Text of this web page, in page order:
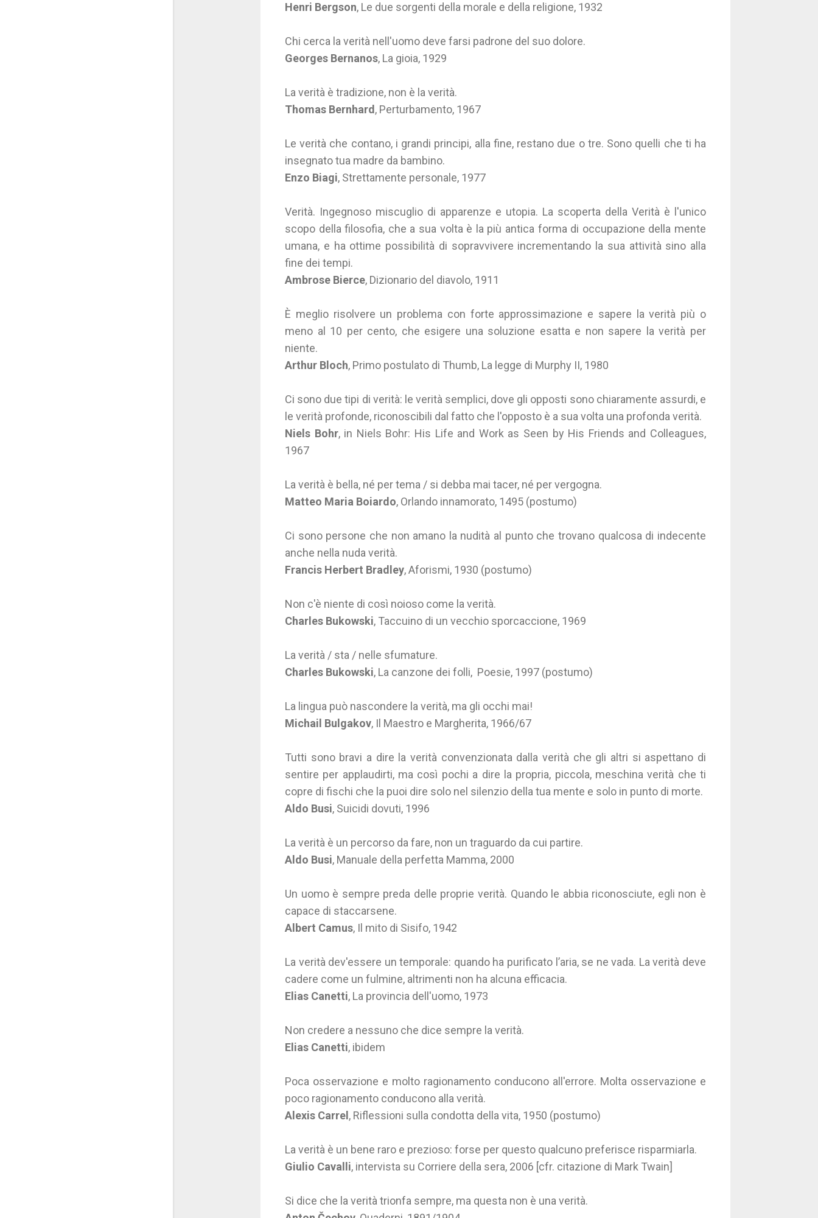
Henri Bergson, Le due sorgenti della morale e della religione, 1932
Chi cerca la verità nell'uomo deve farsi padrone del suo dolore.
Georges Bernanos, La gioia, 1929
La verità è tradizione, non è la verità.
Thomas Bernhard , Perturbamento, 1967
Le verità che contano, i grandi principi, alla fine, restano due o tre. Sono quelli che ti ha
insegnato tua madre da bambino.
Enzo Biagi, Strettamente personale, 1977
Verità. Ingegnoso miscuglio di apparenze e utopia. La scoperta della Verità è l'unico
scopo della filosofia, che a sua volta è la più antica forma di occupazione della mente
umana, e ha ottime possibilità di sopravvivere incrementando la sua attività sino alla
fine dei tempi.
Ambrose Bierce, Dizionario del diavolo, 1911
È meglio risolvere un problema con forte approssimazione e sapere la verità più o
meno al 10 per cento, che esigere una soluzione esatta e non sapere la verità per
niente.
Arthur Bloch, Primo postulato di Thumb, La legge di Murphy II, 1980
Ci sono due tipi di verità: le verità semplici, dove gli opposti sono chiaramente assurdi, e
le verità profonde, riconoscibili dal fatto che l'opposto è a sua volta una profonda verità.
Niels Bohr, in Niels Bohr: His Life and Work as Seen by His Friends and Colleagues,
1967
La verità è bella, né per tema / si debba mai tacer, né per vergogna.
Matteo Maria Boiardo, Orlando innamorato, 1495 (postumo)
Ci sono persone che non amano la nudità al punto che trovano qualcosa di indecente
anche nella nuda verità.
Francis Herbert Bradley, Aforismi, 1930 (postumo)
Non c'è niente di così noioso come la verità.
Charles Bukowski, Taccuino di un vecchio sporcaccione, 1969
La verità / sta / nelle sfumature.
Charles Bukowski, La canzone dei folli, Poesie, 1997 (postumo)
La lingua può nascondere la verità, ma gli occhi mai!
Michail Bulgakov, Il Maestro e Margherita, 1966/67
Tutti sono bravi a dire la verità convenzionata dalla verità che gli altri si aspettano di
sentire per applaudirti, ma così pochi a dire la propria, piccola, meschina verità che ti
copre di fischi che la puoi dire solo nel silenzio della tua mente e solo in punto di morte.
Aldo Busi, Suicidi dovuti, 1996
La verità è un percorso da fare, non un traguardo da cui partire.
Aldo Busi, Manuale della perfetta Mamma, 2000
Un uomo è sempre preda delle proprie verità. Quando le abbia riconosciute, egli non è
capace di staccarsene.
Albert Camus, Il mito di Sisifo, 1942
La verità dev'essere un temporale: quando ha purificato l’aria, se ne vada. La verità deve
cadere come un fulmine, altrimenti non ha alcuna efficacia.
Elias Canetti, La provincia dell'uomo, 1973
Non credere a nessuno che dice sempre la verità.
Elias Canetti, ibidem
Poca osservazione e molto ragionamento conducono all'errore. Molta osservazione e
poco ragionamento conducono alla verità.
Alexis Carrel , Riflessioni sulla condotta della vita, 1950 (postumo)
La verità è un bene raro e prezioso: forse per questo qualcuno preferisce risparmiarla.
Giulio Cavalli, intervista su Corriere della sera, 2006 [cfr. citazione di Mark Twain]
Si dice che la verità trionfa sempre, ma questa non è una verità.